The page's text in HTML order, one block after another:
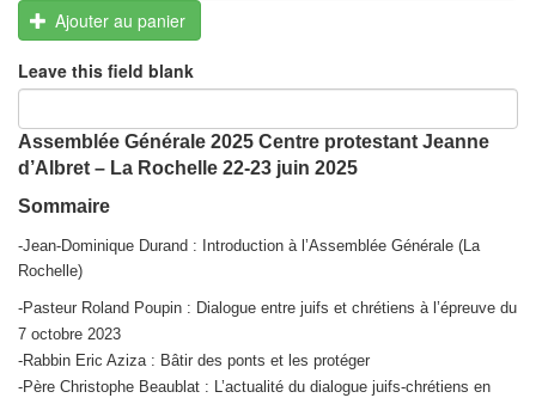
Ajouter au panier
Leave this field blank
Assemblée Générale 2025 Centre protestant Jeanne
d’Albret – La Rochelle 22-23 juin 2025
Sommaire
-Jean-Dominique Durand : Introduction à l’Assemblée Générale (La
Rochelle)
-Pasteur Roland Poupin : Dialogue entre juifs et chrétiens à l’épreuve du
7 octobre 2023
-Rabbin Eric Aziza : Bâtir des ponts et les protéger
-Père Christophe Beaublat : L’actualité du dialogue juifs-chrétiens en